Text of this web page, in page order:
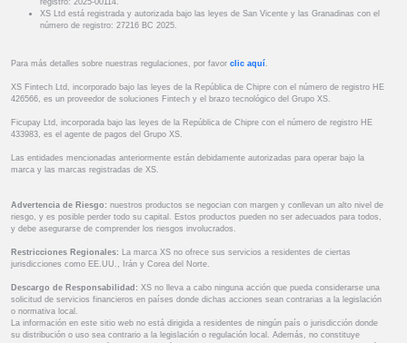
registro: 2025-00114.
XS Ltd está registrada y autorizada bajo las leyes de San Vicente y las Granadinas con el
número de registro: 27216 BC 2025.
Para más detalles sobre nuestras regulaciones, por favor clic aquí .
XS Fintech Ltd, incorporado bajo las leyes de la República de Chipre con el número de registro HE
426566, es un proveedor de soluciones Fintech y el brazo tecnológico del Grupo XS.
Ficupay Ltd, incorporada bajo las leyes de la República de Chipre con el número de registro HE
433983, es el agente de pagos del Grupo XS.
Las entidades mencionadas anteriormente están debidamente autorizadas para operar bajo la
marca y las marcas registradas de XS.
Advertencia de Riesgo: nuestros productos se negocian con margen y conllevan un alto nivel de
riesgo, y es posible perder todo su capital. Estos productos pueden no ser adecuados para todos,
y debe asegurarse de comprender los riesgos involucrados.
Restricciones Regionales: La marca XS no ofrece sus servicios a residentes de ciertas
jurisdicciones como EE.UU., Irán y Corea del Norte.
Descargo de Responsabilidad: XS no lleva a cabo ninguna acción que pueda considerarse una
solicitud de servicios financieros en países donde dichas acciones sean contrarias a la legislación
o normativa local.
La información en este sitio web no está dirigida a residentes de ningún país o jurisdicción donde
su distribución o uso sea contrario a la legislación o regulación local. Además, no constituye